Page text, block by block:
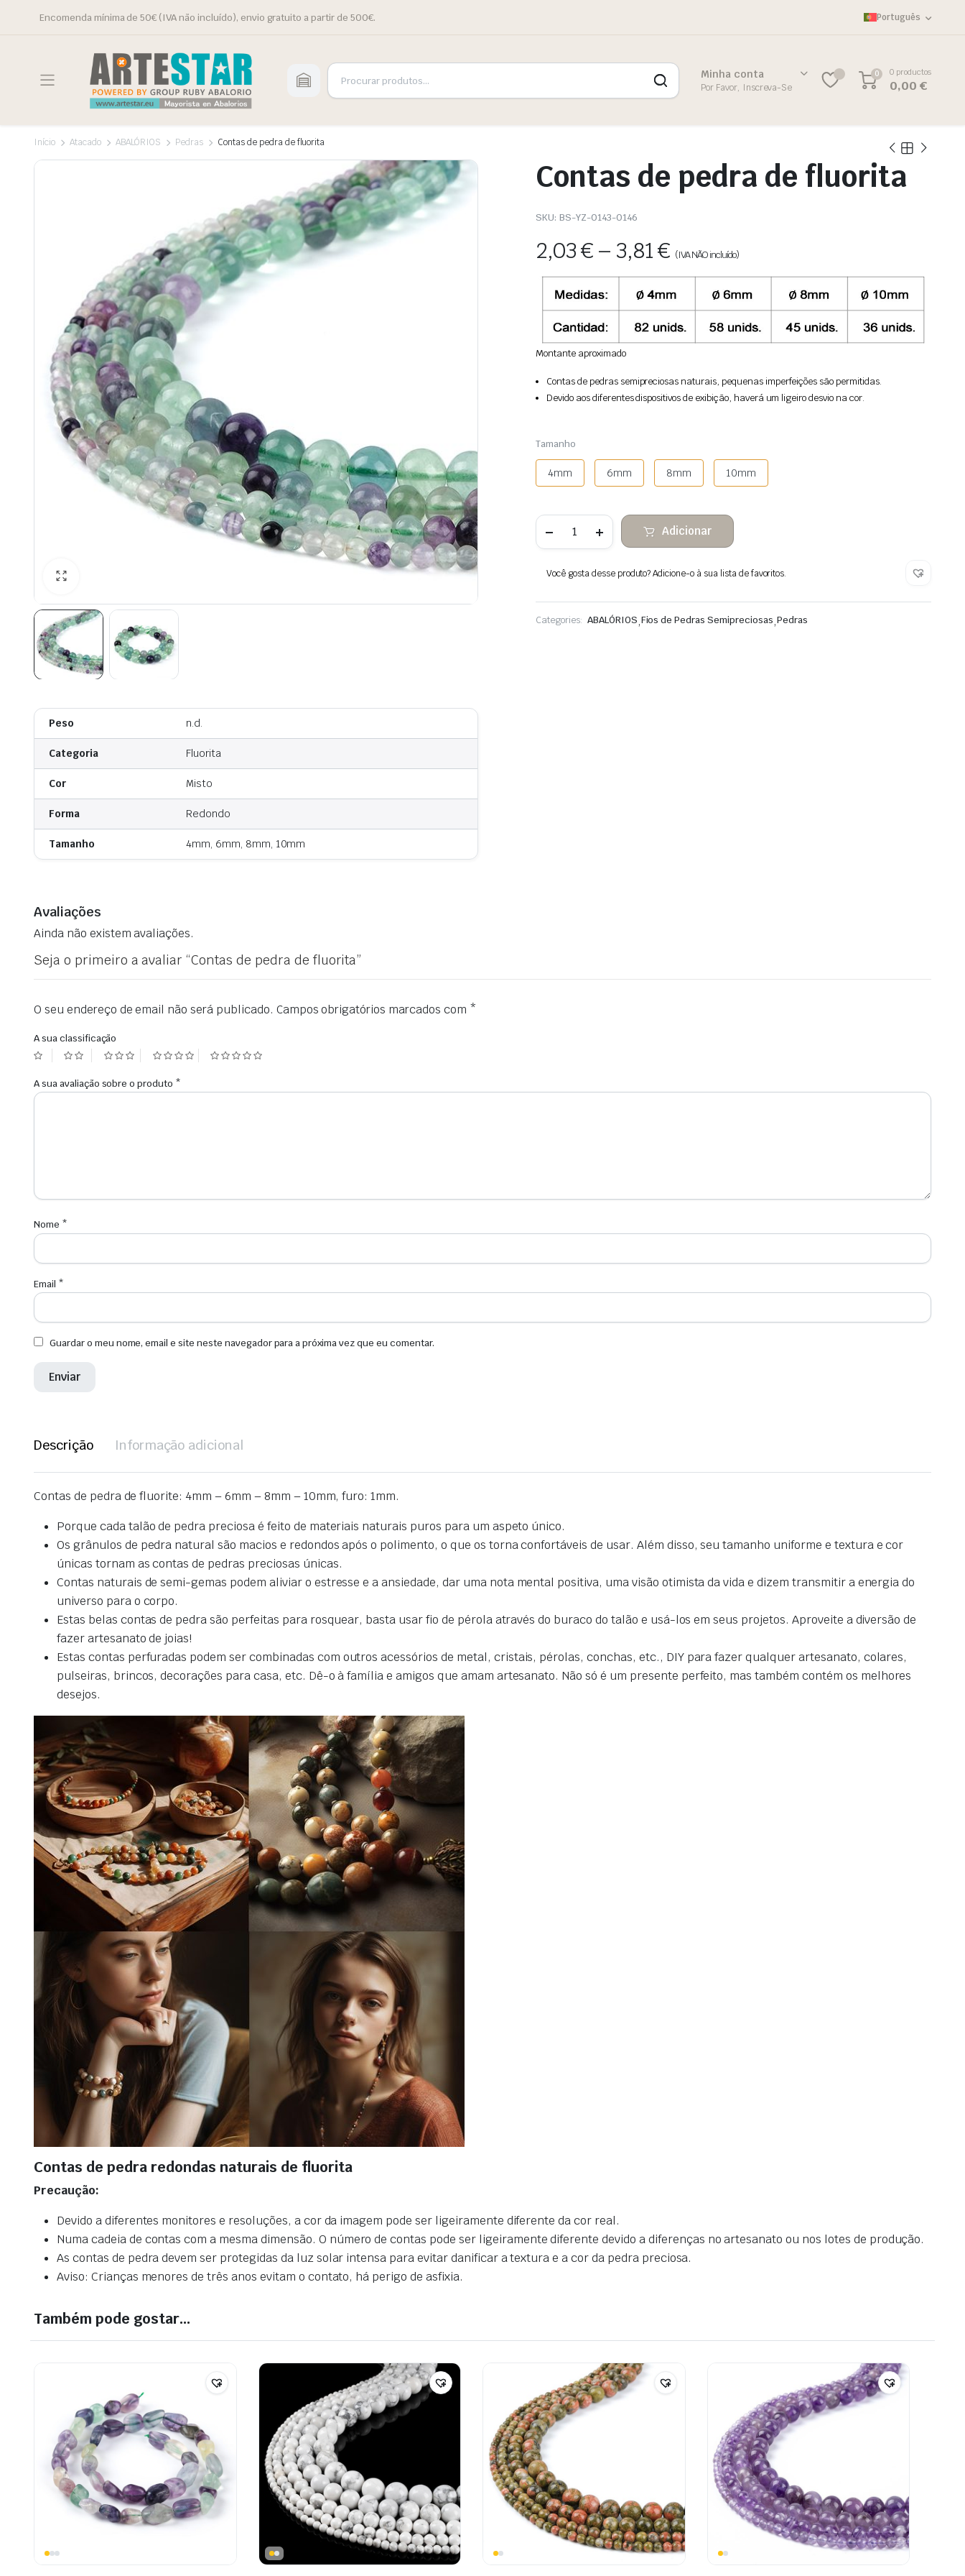
Encomenda mínima de 50€ (IVA não incluído), envio gratuito a partir de 500€. Português
Minha conta
Por Favor, Inscreva-Se
0 0 productos
0,00€
Início Atacado ABALÓRIOS Pedras Contas de pedra de fluorita
Peso n.d.
Categoria Fluorita
Cor Misto
Forma Redondo
Tamanho 4mm, 6mm, 8mm, 10mm
Contas de pedra de fluorita
SKU: BS-YZ-0143-0146
2,03€ – 3,81€ (IVA NÃO incluído)
Montante aproximado
Contas de pedras semipreciosas naturais, pequenas imperfeições são permitidas.
Devido aos diferentes dispositivos de exibição, haverá um ligeiro desvio na cor.
Tamanho
4mm 6mm 8mm 10mm
Quantidade
pedra
de
Adicionar
Você gosta desse produto? Adicione-o à sua lista de favoritos.
Categories: ABALÓRIOS,Fios de Pedras Semipreciosas,Pedras
Avaliações
Ainda não existem avaliações.
Seja o primeiro a avaliar “Contas de pedra de fluorita”
O seu endereço de email não será publicado. Campos obrigatórios marcados com *
A sua classificação
A sua avaliação sobre o produto *
Nome *
Email *
Guardar o meu nome, email e site neste navegador para a próxima vez que eu comentar.
Descrição Informação adicional
Contas de pedra de fluorite: 4mm – 6mm – 8mm – 10mm, furo: 1mm.
Porque cada talão de pedra preciosa é feito de materiais naturais puros para um aspeto único.
Os grânulos de pedra natural são macios e redondos após o polimento, o que os torna confortáveis de usar. Além disso, seu tamanho uniforme e textura e cor
únicas tornam as contas de pedras preciosas únicas.
Contas naturais de semi-gemas podem aliviar o estresse e a ansiedade, dar uma nota mental positiva, uma visão otimista da vida e dizem transmitir a energia do
universo para o corpo.
Estas belas contas de pedra são perfeitas para rosquear, basta usar fio de pérola através do buraco do talão e usá-los em seus projetos. Aproveite a diversão de
fazer artesanato de joias!
Estas contas perfuradas podem ser combinadas com outros acessórios de metal, cristais, pérolas, conchas, etc., DIY para fazer qualquer artesanato, colares,
pulseiras, brincos, decorações para casa, etc. Dê-o à família e amigos que amam artesanato. Não só é um presente perfeito, mas também contém os melhores
desejos.
Contas de pedra redondas naturais de fluorita
Precaução:
Devido a diferentes monitores e resoluções, a cor da imagem pode ser ligeiramente diferente da cor real.
Numa cadeia de contas com a mesma dimensão. O número de contas pode ser ligeiramente diferente devido a diferenças no artesanato ou nos lotes de produção.
As contas de pedra devem ser protegidas da luz solar intensa para evitar danificar a textura e a cor da pedra preciosa.
Aviso: Crianças menores de três anos evitam o contato, há perigo de asfixia.
Também pode gostar…